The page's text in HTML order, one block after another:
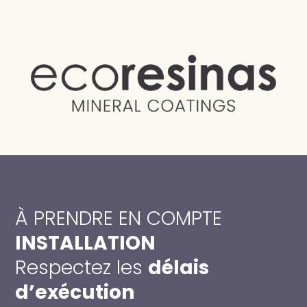
À PRENDRE EN COMPTE
INSTALLATION
Respectez les délais
d’exécution